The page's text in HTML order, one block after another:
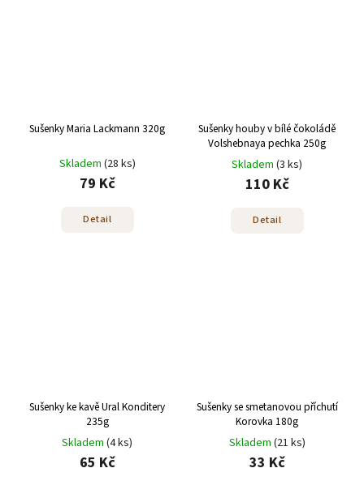
Sušenky Maria Lackmann 320g
Skladem (28 ks)
79 Kč
Detail
Sušenky houby v bílé čokoládě
Volshebnaya pechka 250g
Skladem (3 ks)
110 Kč
Detail
Sušenky ke kavě Ural Konditery
235g
Skladem (4 ks)
65 Kč
Sušenky se smetanovou příchutí
Korovka 180g
Skladem (21 ks)
33 Kč